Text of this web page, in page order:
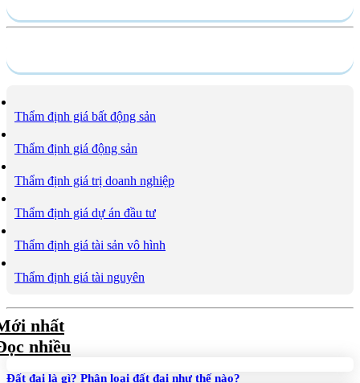
Thẩm định giá bất động sản
Thẩm định giá động sản
Thẩm định giá trị doanh nghiệp
Thẩm định giá dự án đầu tư
Thẩm định giá tài sản vô hình
Thẩm định giá tài nguyên
nhất
nhiều
Đất đai là gì? Phân loại đất đai như thế nào?